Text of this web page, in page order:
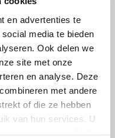
en advertenties te
media te bieden
Ook delen we
site met onze
en analyse. Deze
met andere
of die ze hebben
van hun services. U